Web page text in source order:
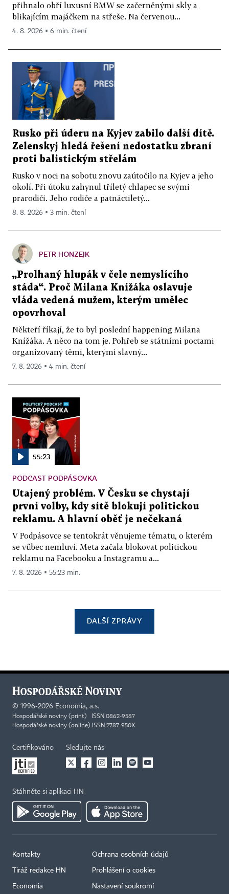
přihnalo obří luxusní BMW se začerněnými skly a
blikajícím majáčkem na střeše. Na červenou...
4. 8. 2026 ▪ 6 min. čtení
Rusko při úderu na Kyjev zabilo další dítě.
Zelenskyj hledá řešení nedostatku zbraní
proti balistickým střelám
Rusko v noci na sobotu znovu zaútočilo na Kyjev a jeho
okolí. Při útoku zahynul tříletý chlapec se svými
prarodiči. Jeho rodiče a patnáctiletý...
8. 8. 2026 ▪ 3 min. čtení
PETR HONZEJK
„Prolhaný hlupák v čele nemyslícího
stáda“. Proč Milana Knížáka oslavuje
vláda vedená mužem, kterým umělec
opovrhoval
Někteří říkají, že to byl poslední happening Milana
Knížáka. A něco na tom je. Pohřeb se státními poctami
organizovaný těmi, kterými slavný...
7. 8. 2026 ▪ 4 min. čtení
55:23
PODCAST PODPÁSOVKA
Utajený problém. V Česku se chystají
první volby, kdy sítě blokují politickou
reklamu. A hlavní oběť je nečekaná
V Podpásovce se tentokrát věnujeme tématu, o kterém
se vůbec nemluví. Meta začala blokovat politickou
reklamu na Facebooku a Instagramu a...
7. 8. 2026 ▪ 55:23 min.
DALŠÍ ZPRÁVY
© 1996-2026 Economia, a.s.
Hospodářské noviny (print) ISSN 0862-9587
Hospodářské noviny (online) ISSN 2787-950X
Certifikováno Sledujte nás
Stáhněte si aplikaci HN
Kontakty
Tiráž redakce HN
Economia
Ochrana osobních údajů
Prohlášení o cookies
Nastavení soukromí